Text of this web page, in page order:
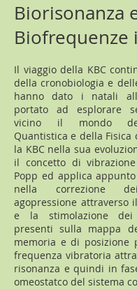
Biorisonanza
Biofrequenze
Il viaggio della KBC
della cronobiologia e
hanno dato i natali
portato ad esplorare
vicino il mondo
Quantistica e della
la KBC nella sua
il concetto di
Popp ed applica
nella correzione
agopressione attraverso
e la stimolazione
presenti sulla mappa
memoria e di posizione
frequenza vibratoria
risonanza e quindi in
omeostatco del sistema